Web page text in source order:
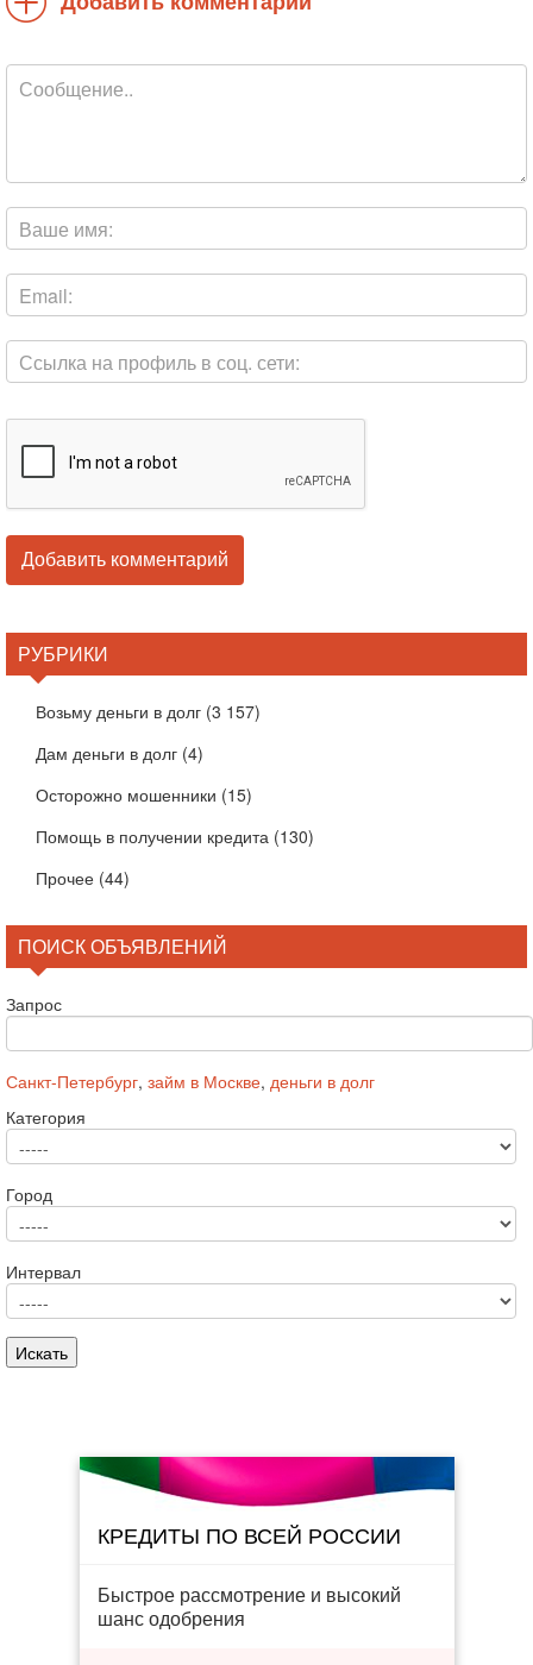
РУБРИКИ
Возьму деньги в долг (3 157)
Дам деньги в долг (4)
Осторожно мошенники (15)
Помощь в получении кредита (130)
Прочее (44)
ПОИСК ОБЪЯВЛЕНИЙ
Запрос
Санкт-Петербург, займ в Москве, деньги в долг
Категория
Город
Интервал
КРЕДИТЫ ПО ВСЕЙ РОССИИ
Быстрое рассмотрение и высокий
шанс одобрения